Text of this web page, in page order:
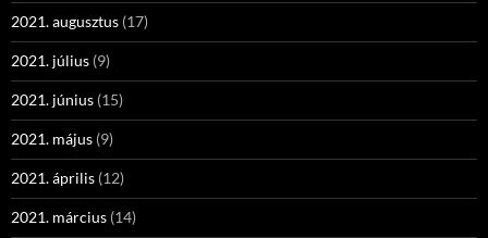
2021. augusztus (17)
2021. július (9)
2021. június (15)
2021. május (9)
2021. április (12)
2021. március (14)